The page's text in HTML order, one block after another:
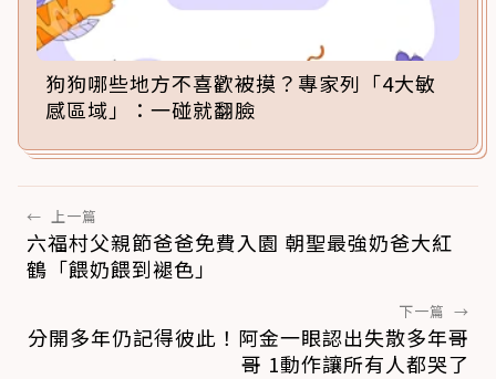
狗狗哪些地方不喜歡被摸？專家列「4大敏
感區域」：一碰就翻臉
← 上一篇
六福村父親節爸爸免費入園 朝聖最強奶爸大紅
鶴「餵奶餵到褪色」
下一篇 →
分開多年仍記得彼此！阿金一眼認出失散多年哥
哥 1動作讓所有人都哭了